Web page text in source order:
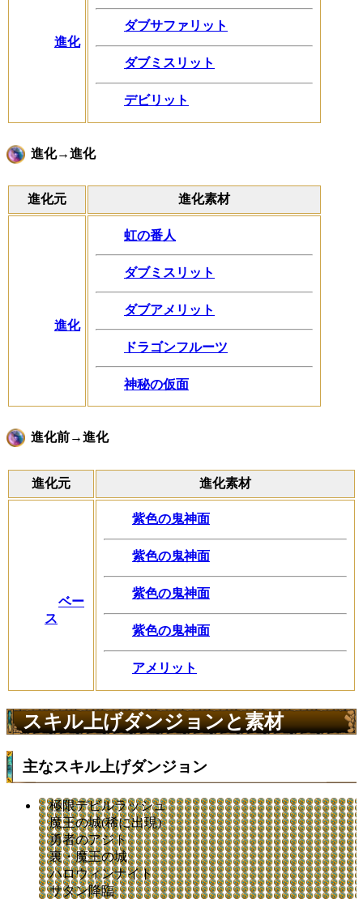
進化
ダブサファリット
ダブミスリット
デビリット
進化→進化
進化元 進化素材
進化
虹の番人
ダブミスリット
ダブアメリット
ドラゴンフルーツ
神秘の仮面
進化前→進化
進化元 進化素材
ベー
ス
紫色の鬼神面
紫色の鬼神面
紫色の鬼神面
紫色の鬼神面
アメリット
スキル上げダンジョンと素材
主なスキル上げダンジョン
極限デビルラッシュ
魔王の城(稀に出現)
勇者のアジト
裏・魔王の城
ハロウィンナイト
サタン降臨